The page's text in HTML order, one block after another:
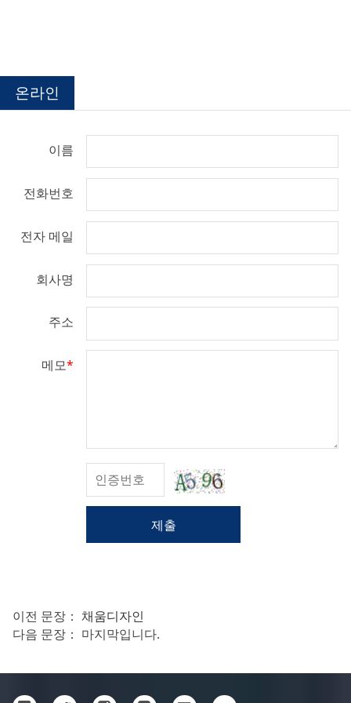
온라인
이름
전화번호
전자 메일
회사명
주소
메모*
제출
이전 문장： 채움디자인
다음 문장： 마지막입니다.